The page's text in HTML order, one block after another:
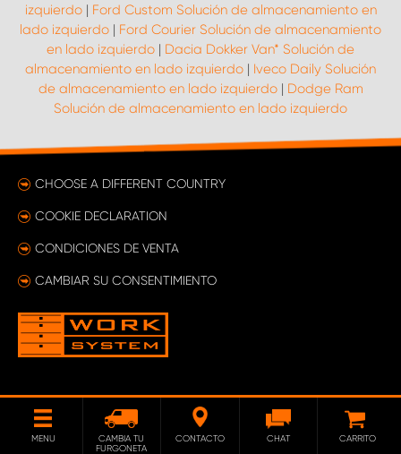
izquierdo| Ford Custom Solución de almacenamiento en
lado izquierdo | Ford Courier Solución de almacenamiento
en lado izquierdo | Dacia Dokker Van* Solución de
almacenamiento en lado izquierdo | Iveco Daily Solución
de almacenamiento en lado izquierdo| Dodge Ram
Solución de almacenamiento en lado izquierdo
CHOOSE A DIFFERENT COUNTRY
COOKIE DECLARATION
CONDICIONES DE VENTA
CAMBIAR SU CONSENTIMIENTO
MENU
CAMBIA TU
FURGONETA
CONTACTO CHAT CARRITO